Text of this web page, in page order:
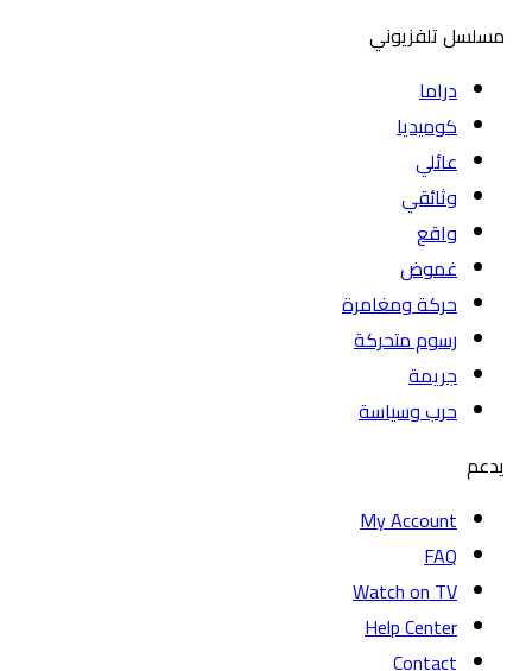
مسلسل تلفزيوني
دراما
كوميديا
عائلي
وثائقي
واقع
غموض
حركة ومغامرة
رسوم متحركة
جريمة
حرب وسياسة
يدعم
My Account
FAQ
Watch on TV
Help Center
Contact